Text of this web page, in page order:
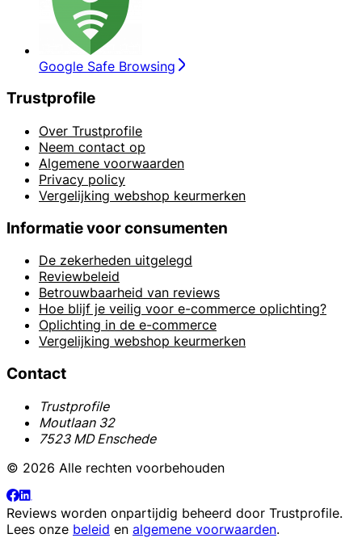
Google Safe Browsing
Trustprofile
Over Trustprofile
Neem contact op
Algemene voorwaarden
Privacy policy
Vergelijking webshop keurmerken
Informatie voor consumenten
De zekerheden uitgelegd
Reviewbeleid
Betrouwbaarheid van reviews
Hoe blijf je veilig voor e-commerce oplichting?
Oplichting in de e-commerce
Vergelijking webshop keurmerken
Contact
Trustprofile
Moutlaan 32
7523 MD Enschede
© 2026 Alle rechten voorbehouden
Reviews worden onpartijdig beheerd door Trustprofile.
Lees onze beleid en algemene voorwaarden.